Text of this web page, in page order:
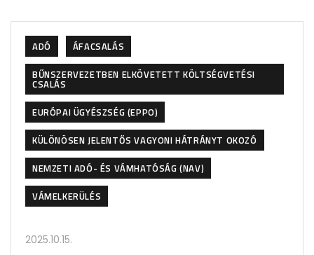
ADÓ
ÁFACSALÁS
BŰNSZERVEZETBEN ELKÖVETETT KÖLTSÉGVETÉSI
CSALÁS
EURÓPAI ÜGYÉSZSÉG (EPPO)
KÜLÖNÖSEN JELENTŐS VAGYONI HÁTRÁNYT OKOZÓ
NEMZETI ADÓ- ÉS VÁMHATÓSÁG (NAV)
VÁMELKERÜLÉS
2025.10.15.